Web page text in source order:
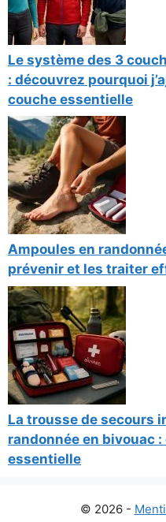
Le système des 3
: découvrez pourquoi
couche essentielle
Ampoules en
prévenir et les traiter
La trousse de secours
randonnée en bivouac
essentielle
© 2026 -